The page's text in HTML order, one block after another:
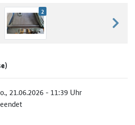
2
21.06.2026 - 11:39 Uhr